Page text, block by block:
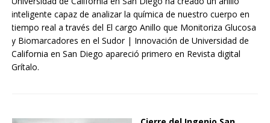
inteligente capaz de analizar la química de nuestro cuerpo en
tiempo real a través del El cargo Anillo que Monitoriza Glucosa
y Biomarcadores en el Sudor | Innovación de Universidad de
California en San Diego apareció primero en Revista digital
Grítalo.